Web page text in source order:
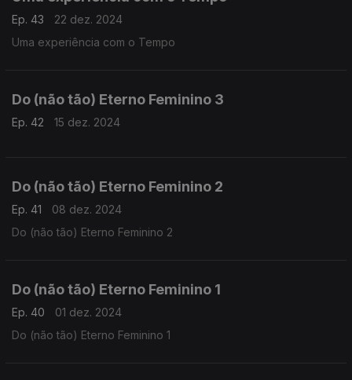
Ep. 43
22 dez. 2024
Uma experiência com o Tempo
Do (não tão) Eterno Feminino 3
Ep. 42 15 dez. 2024
Do (não tão) Eterno Feminino 2
Ep. 41
08 dez. 2024
Do (não tão) Eterno Feminino 2
Do (não tão) Eterno Feminino 1
Ep. 40
01 dez. 2024
Do (não tão) Eterno Feminino 1